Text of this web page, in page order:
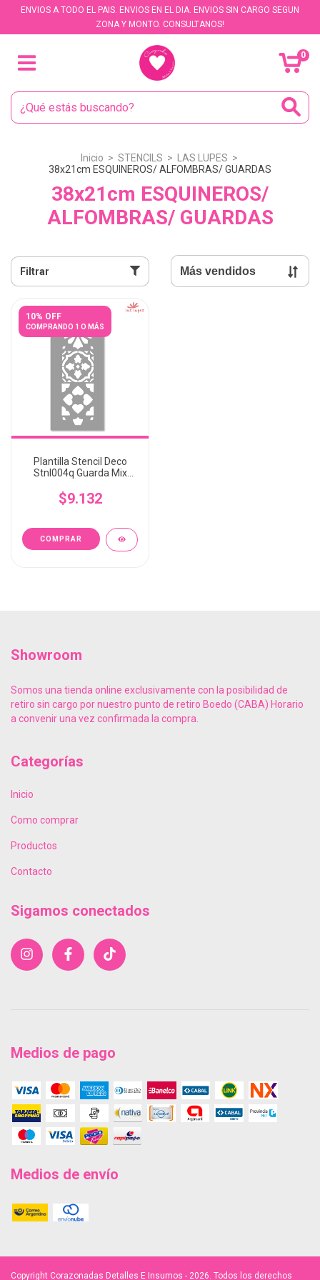
ENVIOS A TODO EL PAIS. ENVIOS EN EL DIA. ENVIOS SIN CARGO SEGUN
ZONA Y MONTO. CONSULTANOS!
0
Inicio > STENCILS > LAS LUPES >
38x21cm ESQUINEROS/ ALFOMBRAS/ GUARDAS
38x21cm ESQUINEROS/
ALFOMBRAS/ GUARDAS
Filtrar
10% OFF
COMPRANDO 1 O MÁS
Plantilla Stencil Deco
Stnl004q Guarda Mix
$9.132
Showroom
Somos una tienda online exclusivamente con la posibilidad de
retiro sin cargo por nuestro punto de retiro Boedo (CABA) Horario
a convenir una vez confirmada la compra.
Categorías
Inicio
Como comprar
Productos
Contacto
Sigamos conectados
Medios de pago
Medios de envío
Copyright Corazonadas Detalles E Insumos - 2026. Todos los derechos